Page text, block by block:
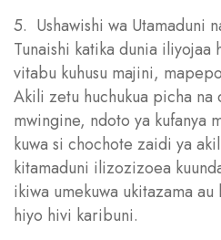
5. Ushawishi wa Utamaduni
Tunaishi katika dunia iliyojaa
vitabu kuhusu majini,
Akili zetu huchukua picha na
mwingine, ndoto ya kufanya
kuwa si chochote zaidi ya
kitamaduni ilizozizoea
ikiwa umekuwa ukitazama au
hiyo hivi karibuni.